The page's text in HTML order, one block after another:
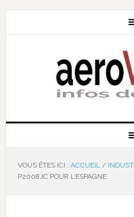
VOUS ÊTES ICI : ACCUEIL /
P2008JC POUR L’ESPAGNE